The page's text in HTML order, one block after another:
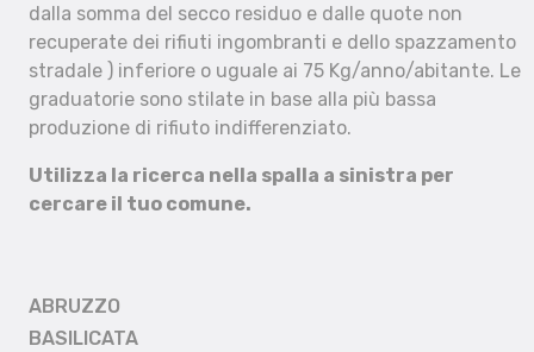
dalla somma del secco residuo e dalle quote non
recuperate dei rifiuti ingombranti e dello spazzamento
stradale ) inferiore o uguale ai 75 Kg/anno/abitante. Le
graduatorie sono stilate in base alla più bassa
produzione di rifiuto indifferenziato.
Utilizza la ricerca nella spalla a sinistra per
cercare il tuo comune.
ABRUZZO
BASILICATA